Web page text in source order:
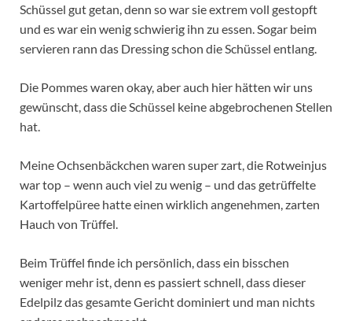
Schüssel gut getan, denn so war sie extrem voll gestopft
und es war ein wenig schwierig ihn zu essen. Sogar beim
servieren rann das Dressing schon die Schüssel entlang.
Die Pommes waren okay, aber auch hier hätten wir uns
gewünscht, dass die Schüssel keine abgebrochenen Stellen
hat.
Meine Ochsenbäckchen waren super zart, die Rotweinjus
war top – wenn auch viel zu wenig – und das getrüffelte
Kartoffelpüree hatte einen wirklich angenehmen, zarten
Hauch von Trüffel.
Beim Trüffel finde ich persönlich, dass ein bisschen
weniger mehr ist, denn es passiert schnell, dass dieser
Edelpilz das gesamte Gericht dominiert und man nichts